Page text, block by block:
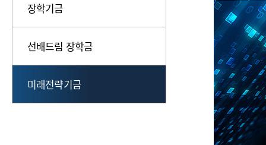
장학기금
선배드림 장학금
미래전략기금